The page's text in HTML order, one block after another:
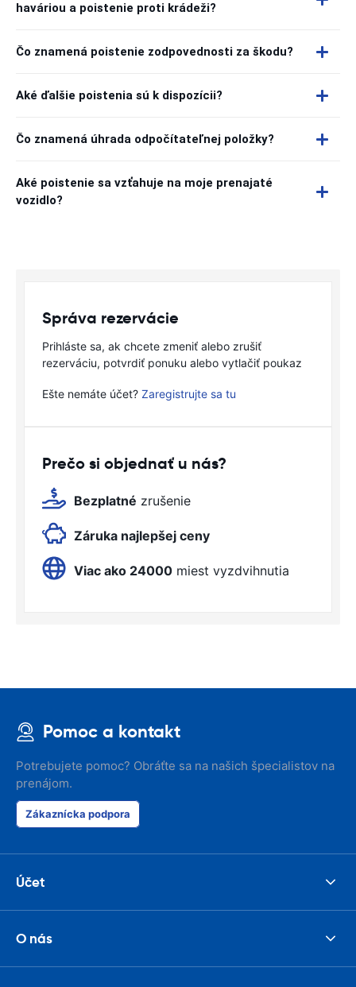
haváriou a poistenie proti krádeži?
Čo znamená poistenie zodpovednosti za škodu?
Aké ďalšie poistenia sú k dispozícii?
Čo znamená úhrada odpočítateľnej položky?
Aké poistenie sa vzťahuje na moje prenajaté
vozidlo?
Správa rezervácie
Prihláste sa, ak chcete zmeniť alebo zrušiť
rezerváciu, potvrdiť ponuku alebo vytlačiť poukaz
Ešte nemáte účet? Zaregistrujte sa tu
Prečo si objednať u nás?
Bezplatné zrušenie
Záruka najlepšej ceny
Viac ako 24000 miest vyzdvihnutia
Pomoc a kontakt
Potrebujete pomoc? Obráťte sa na našich špecialistov na
prenájom.
Zákaznícka podpora
Účet
O nás